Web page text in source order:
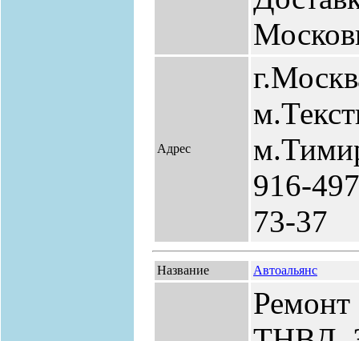
Адрес
916-
73-37
Название Автоальянс